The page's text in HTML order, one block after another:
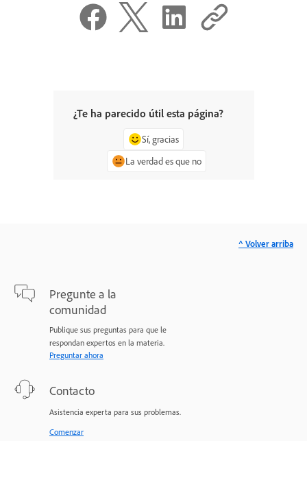
¿Te ha parecido útil esta página?
Sí, gracias
La verdad es que no
Pregunte a la
comunidad
Publique sus preguntas para que le
respondan expertos en la materia.
Preguntar ahora
Contacto
Asistencia experta para sus problemas.
Comenzar
^ Volver arriba